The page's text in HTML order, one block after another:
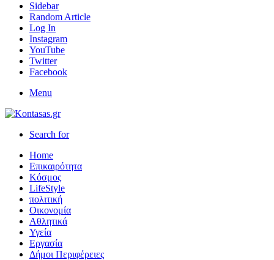
Sidebar
Random Article
Log In
Instagram
YouTube
Twitter
Facebook
Menu
Search for
Home
Επικαιρότητα
Κόσμος
LifeStyle
πολιτική
Οικονομία
Αθλητικά
Υγεία
Εργασία
Δήμοι Περιφέρειες